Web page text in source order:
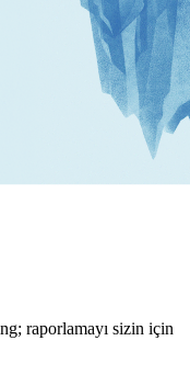
raporlamayı sizin için